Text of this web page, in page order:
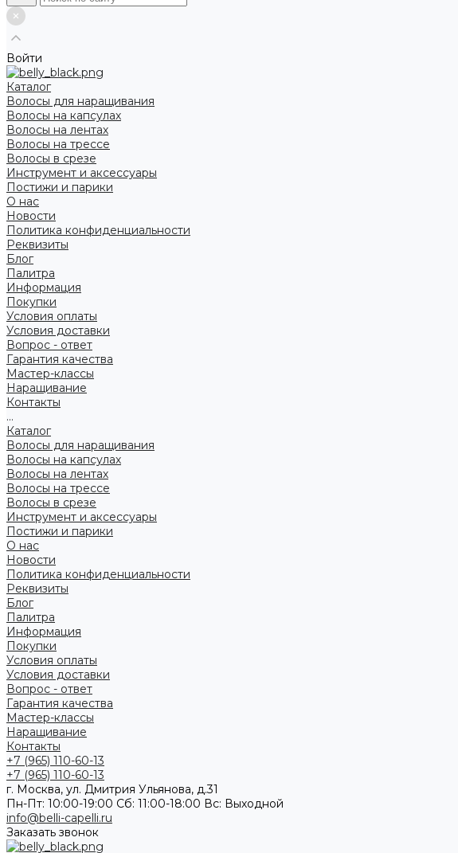
Войти
Каталог
Волосы для наращивания
Волосы на капсулах
Волосы на лентах
Волосы на трессе
Волосы в срезе
Инструмент и аксессуары
Постижи и парики
О нас
Новости
Политика конфиденциальности
Реквизиты
Блог
Палитра
Информация
Покупки
Условия оплаты
Условия доставки
Вопрос - ответ
Гарантия качества
Мастер-классы
Наращивание
Контакты
...
Каталог
Волосы для наращивания
Волосы на капсулах
Волосы на лентах
Волосы на трессе
Волосы в срезе
Инструмент и аксессуары
Постижи и парики
О нас
Новости
Политика конфиденциальности
Реквизиты
Блог
Палитра
Информация
Покупки
Условия оплаты
Условия доставки
Вопрос - ответ
Гарантия качества
Мастер-классы
Наращивание
Контакты
+7 (965) 110-60-13
+7 (965) 110-60-13
г. Москва, ул. Дмитрия Ульянова, д.31
Пн-Пт: 10:00-19:00 Cб: 11:00-18:00 Вс: Выходной
info@belli-capelli.ru
Заказать звонок